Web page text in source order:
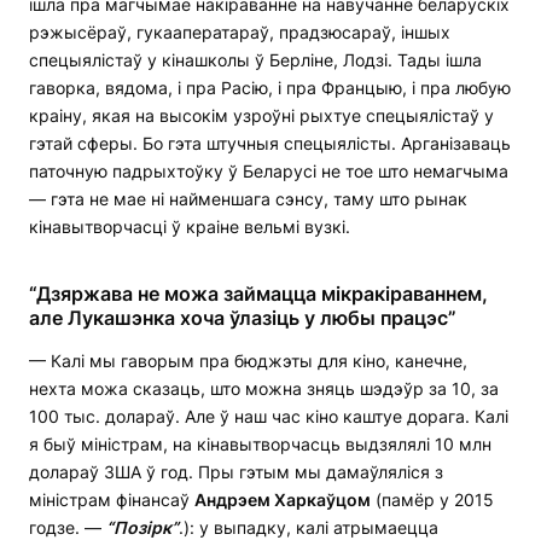
ішла пра магчымае накіраванне на навучанне беларускіх
рэжысёраў, гукааператараў, прадзюсараў, іншых
спецыялістаў у кінашколы ў Берліне, Лодзі. Тады ішла
гаворка, вядома, і пра Расію, і пра Францыю, і пра любую
краіну, якая на высокім узроўні рыхтуе спецыялістаў у
гэтай сферы. Бо гэта штучныя спецыялісты. Арганізаваць
паточную падрыхтоўку ў Беларусі не тое што немагчыма
— гэта не мае ні найменшага сэнсу, таму што рынак
кінавытворчасці ў краіне вельмі вузкі.
“Дзяржава не можа займацца мікракіраваннем,
але Лукашэнка хоча ўлазіць у любы працэс”
— Калі мы гаворым пра бюджэты для кіно, канечне,
нехта можа сказаць, што можна зняць шэдэўр за 10, за
100 тыс. долараў. Але ў наш час кіно каштуе дорага. Калі
я быў міністрам, на кінавытворчасць выдзялялі 10 млн
долараў ЗША ў год. Пры гэтым мы дамаўляліся з
міністрам фінансаў Андрэем Харкаўцом (памёр у 2015
годзе. — “Позірк”.): у выпадку, калі атрымаецца